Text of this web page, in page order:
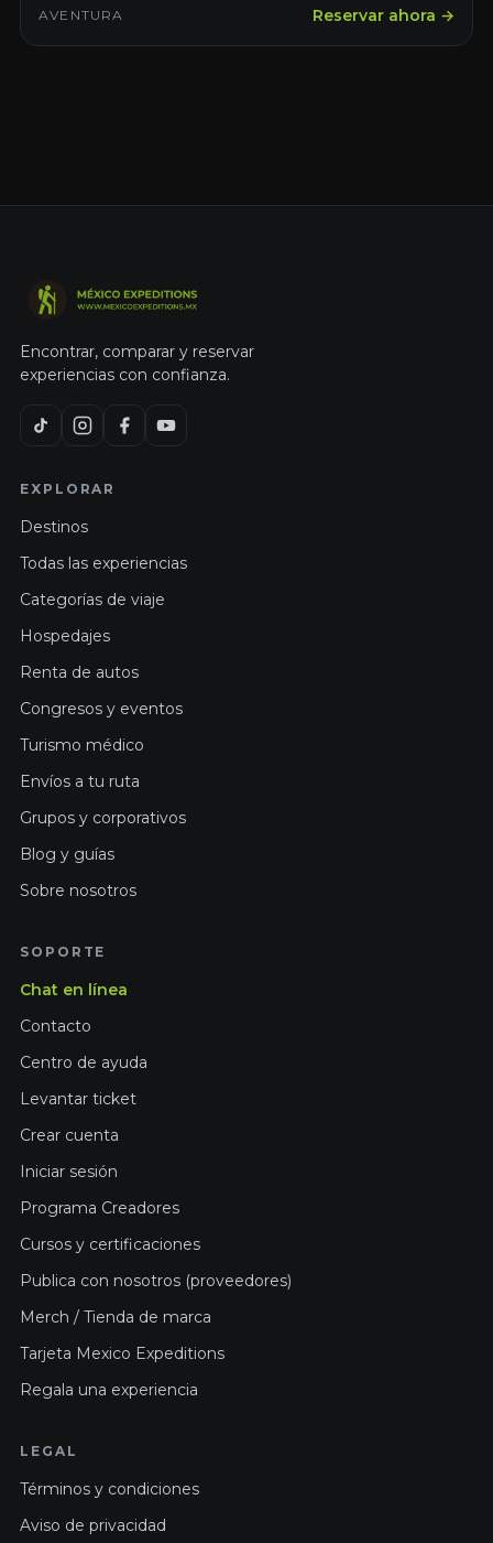
AVENTURA Reservar ahora →
Encontrar, comparar y reservar
experiencias con confianza.
EXPLORAR
Destinos
Todas las experiencias
Categorías de viaje
Hospedajes
Renta de autos
Congresos y eventos
Turismo médico
Envíos a tu ruta
Grupos y corporativos
Blog y guías
Sobre nosotros
SOPORTE
Chat en línea
Contacto
Centro de ayuda
Levantar ticket
Crear cuenta
Iniciar sesión
Programa Creadores
Cursos y certificaciones
Publica con nosotros (proveedores)
Merch / Tienda de marca
Tarjeta Mexico Expeditions
Regala una experiencia
LEGAL
Términos y condiciones
Aviso de privacidad